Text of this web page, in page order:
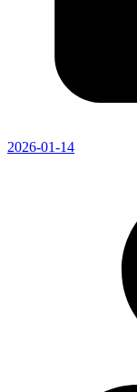
2026-01-14